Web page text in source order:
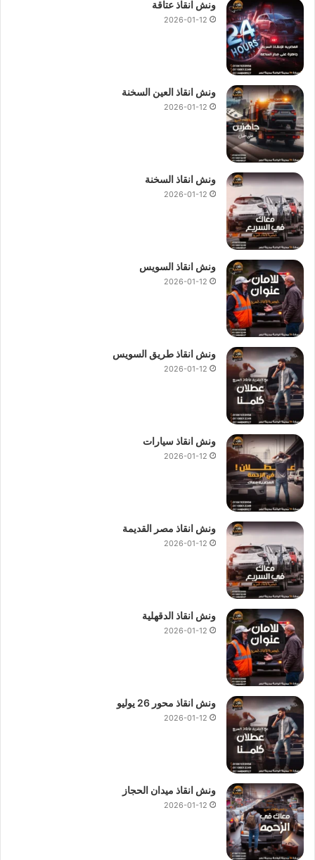
ونش انقاذ عتاقة
2026-01-12
ونش انقاذ العين السخنة
2026-01-12
ونش انقاذ السخنة
2026-01-12
ونش انقاذ السويس
2026-01-12
ونش انقاذ طريق السويس
2026-01-12
ونش انقاذ سيارات
2026-01-12
ونش انقاذ مصر القديمة
2026-01-12
ونش انقاذ الدقهلية
2026-01-12
ونش انقاذ محور 26 يوليو
2026-01-12
ونش انقاذ ميدان الحجاز
2026-01-12